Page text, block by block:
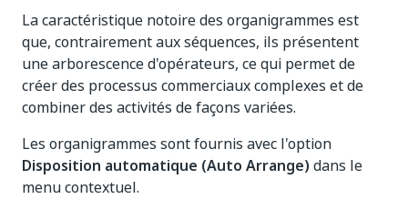
La caractéristique notoire des organigrammes est
que, contrairement aux séquences, ils présentent
une arborescence d'opérateurs, ce qui permet de
créer des processus commerciaux complexes et de
combiner des activités de façons variées.
Les organigrammes sont fournis avec l'option
Disposition automatique (Auto Arrange) dans le
menu contextuel.